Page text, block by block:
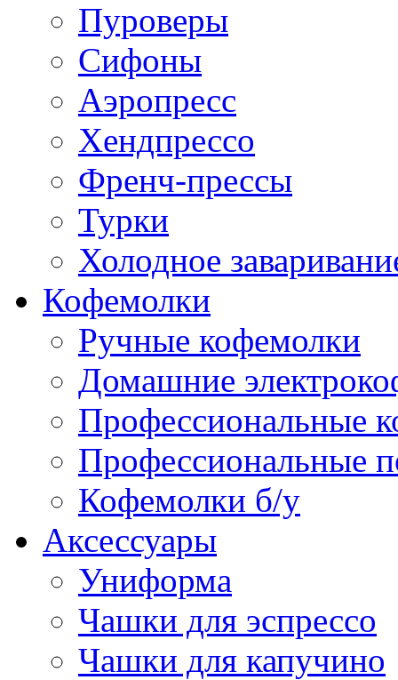
Пуроверы
Сифоны
Аэропресс
Хендпрессо
Френч-прессы
Турки
Холодное
Кофемолки
Ручные кофемолки
Домашние
Профессиональные
Профессиональные
Кофемолки б/у
Аксессуары
Униформа
Чашки для эспрессо
Чашки для капучино